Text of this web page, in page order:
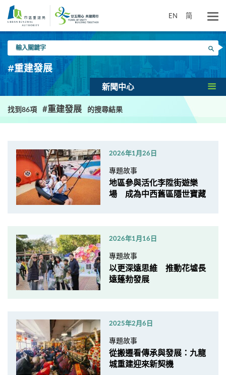
要
EN 简
入
關
鍵
搜尋
#重建發展
新聞中心
找到86項 #重建發展 的搜尋結果
2026年1月26日
專題故事
地區參與活化李陞街遊樂
場 成為中西舊區隱世寶藏
2026年1月16日
專題故事
以更深遠思維 推動花墟長
遠蓬勃發展
2025年2月6日
專題故事
從搬遷看傳承與發展：九龍
城重建迎來新契機